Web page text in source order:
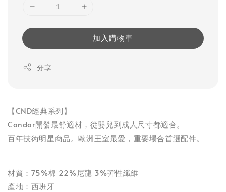
加入購物車
分享
【CND經典系列】
Condor開發最舒適材，從嬰兒到成人尺寸都適合。
百年技術明星商品。歐洲王室最愛，重要場合首選配件。
材質：75%棉 22%尼龍 3%彈性纖維
產地：西班牙